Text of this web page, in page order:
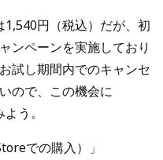
円（税込）だが、初
ンペーンを実施しており
試し期間内でのキャンセ
ので、この機会に
う。
での購入）」